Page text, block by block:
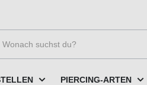
PIERCING-ARTEN